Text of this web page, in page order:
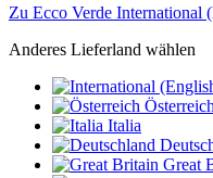
Zu Ecco Verde International
Anderes Lieferland wählen
Italia
Great